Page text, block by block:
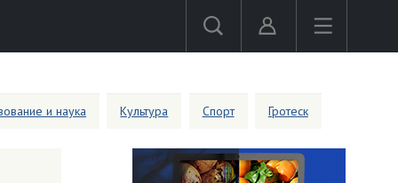
и наука Культура Спорт Гротеск